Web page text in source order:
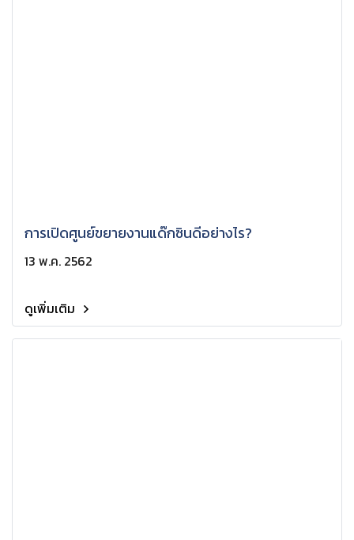
การเปิดศูนย์ขยายงานแด๊กซินดีอย่างไร?
13 พ.ค. 2562
ดูเพิ่มเติม